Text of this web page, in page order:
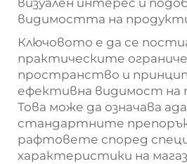
визуален интерес и
видимостта на
Ключовото е да се
практическите
пространство и
ефективна видимост на
Това може да означава
стандартните
рафтовете според
характеристики на